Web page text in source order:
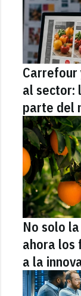
Carrefour
al sector:
parte del
No solo
ahora los
a la